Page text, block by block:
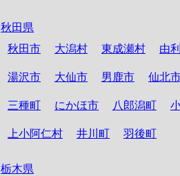
秋田県
秋田市
大潟村 東成瀬村 由
湯沢市 大仙市 男鹿市 仙北
三種町 にかほ市 八郎潟町
上小阿仁村 井川町 羽後町
栃木県